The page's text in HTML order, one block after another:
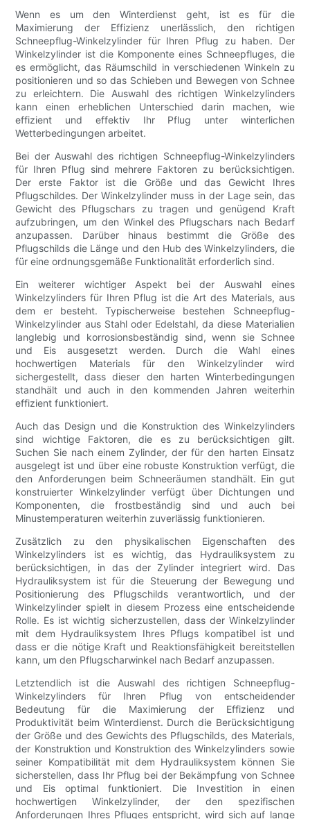
Wenn es um den Winterdienst geht, ist es für die
Maximierung der Effizienz unerlässlich, den richtigen
Schneepflug-Winkelzylinder für Ihren Pflug zu haben. Der
Winkelzylinder ist die Komponente eines Schneepfluges, die
es ermöglicht, das Räumschild in verschiedenen Winkeln zu
positionieren und so das Schieben und Bewegen von Schnee
zu erleichtern. Die Auswahl des richtigen Winkelzylinders
kann einen erheblichen Unterschied darin machen, wie
effizient und effektiv Ihr Pflug unter winterlichen
Wetterbedingungen arbeitet.
Bei der Auswahl des richtigen Schneepflug-Winkelzylinders
für Ihren Pflug sind mehrere Faktoren zu berücksichtigen.
Der erste Faktor ist die Größe und das Gewicht Ihres
Pflugschildes. Der Winkelzylinder muss in der Lage sein, das
Gewicht des Pflugschars zu tragen und genügend Kraft
aufzubringen, um den Winkel des Pflugschars nach Bedarf
anzupassen. Darüber hinaus bestimmt die Größe des
Pflugschilds die Länge und den Hub des Winkelzylinders, die
für eine ordnungsgemäße Funktionalität erforderlich sind.
Ein weiterer wichtiger Aspekt bei der Auswahl eines
Winkelzylinders für Ihren Pflug ist die Art des Materials, aus
dem er besteht. Typischerweise bestehen Schneepflug-
Winkelzylinder aus Stahl oder Edelstahl, da diese Materialien
langlebig und korrosionsbeständig sind, wenn sie Schnee
und Eis ausgesetzt werden. Durch die Wahl eines
hochwertigen Materials für den Winkelzylinder wird
sichergestellt, dass dieser den harten Winterbedingungen
standhält und auch in den kommenden Jahren weiterhin
effizient funktioniert.
Auch das Design und die Konstruktion des Winkelzylinders
sind wichtige Faktoren, die es zu berücksichtigen gilt.
Suchen Sie nach einem Zylinder, der für den harten Einsatz
ausgelegt ist und über eine robuste Konstruktion verfügt, die
den Anforderungen beim Schneeräumen standhält. Ein gut
konstruierter Winkelzylinder verfügt über Dichtungen und
Komponenten, die frostbeständig sind und auch bei
Minustemperaturen weiterhin zuverlässig funktionieren.
Zusätzlich zu den physikalischen Eigenschaften des
Winkelzylinders ist es wichtig, das Hydrauliksystem zu
berücksichtigen, in das der Zylinder integriert wird. Das
Hydrauliksystem ist für die Steuerung der Bewegung und
Positionierung des Pflugschilds verantwortlich, und der
Winkelzylinder spielt in diesem Prozess eine entscheidende
Rolle. Es ist wichtig sicherzustellen, dass der Winkelzylinder
mit dem Hydrauliksystem Ihres Pflugs kompatibel ist und
dass er die nötige Kraft und Reaktionsfähigkeit bereitstellen
kann, um den Pflugscharwinkel nach Bedarf anzupassen.
Letztendlich ist die Auswahl des richtigen Schneepflug-
Winkelzylinders für Ihren Pflug von entscheidender
Bedeutung für die Maximierung der Effizienz und
Produktivität beim Winterdienst. Durch die Berücksichtigung
der Größe und des Gewichts des Pflugschilds, des Materials,
der Konstruktion und Konstruktion des Winkelzylinders sowie
seiner Kompatibilität mit dem Hydrauliksystem können Sie
sicherstellen, dass Ihr Pflug bei der Bekämpfung von Schnee
und Eis optimal funktioniert. Die Investition in einen
hochwertigen Winkelzylinder, der den spezifischen
Anforderungen Ihres Pfluges entspricht, wird sich auf lange